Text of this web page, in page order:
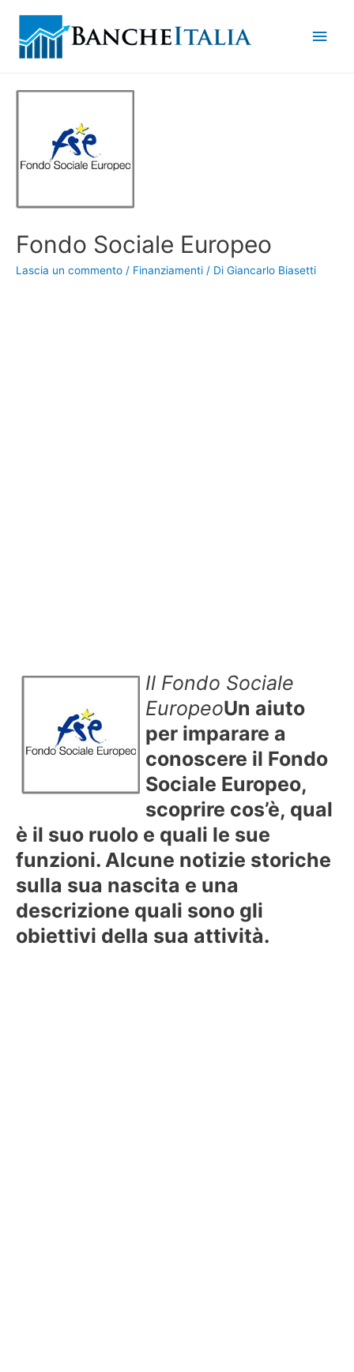
Fondo Sociale Europeo
Lascia un commento / Finanziamenti / Di Giancarlo Biasetti
Il Fondo Sociale
EuropeoUn aiuto
per imparare a
conoscere il Fondo
Sociale Europeo,
scoprire cos’è, qual
è il suo ruolo e quali le sue
funzioni. Alcune notizie storiche
sulla sua nascita e una
descrizione quali sono gli
obiettivi della sua attività.